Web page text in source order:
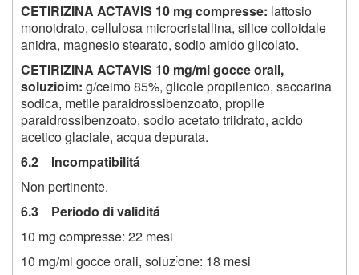
CETIRIZINA ACTAVIS 10 mg compresse: lattosio
monoidrato, cellulosa microcristallina, silice colloidale
anidra, magnesio stearato, sodio amido glicolato.
CETIRIZINA ACTAVIS 10 mg/ml gocce orali,
soluzioim: g/ceimo 85%, glicole propilenico, saccarina
sodica, metile paraidrossibenzoato, propile
paraidrossibenzoato, sodio acetato triidrato, acido
acetico glaciale, acqua depurata.
6.2 Incompatibilitá
Non pertinente.
6.3 Periodo di validitá
10 mg compresse: 22 mesi
10 mg/ml gocce orali, soluz;one: 18 mesi